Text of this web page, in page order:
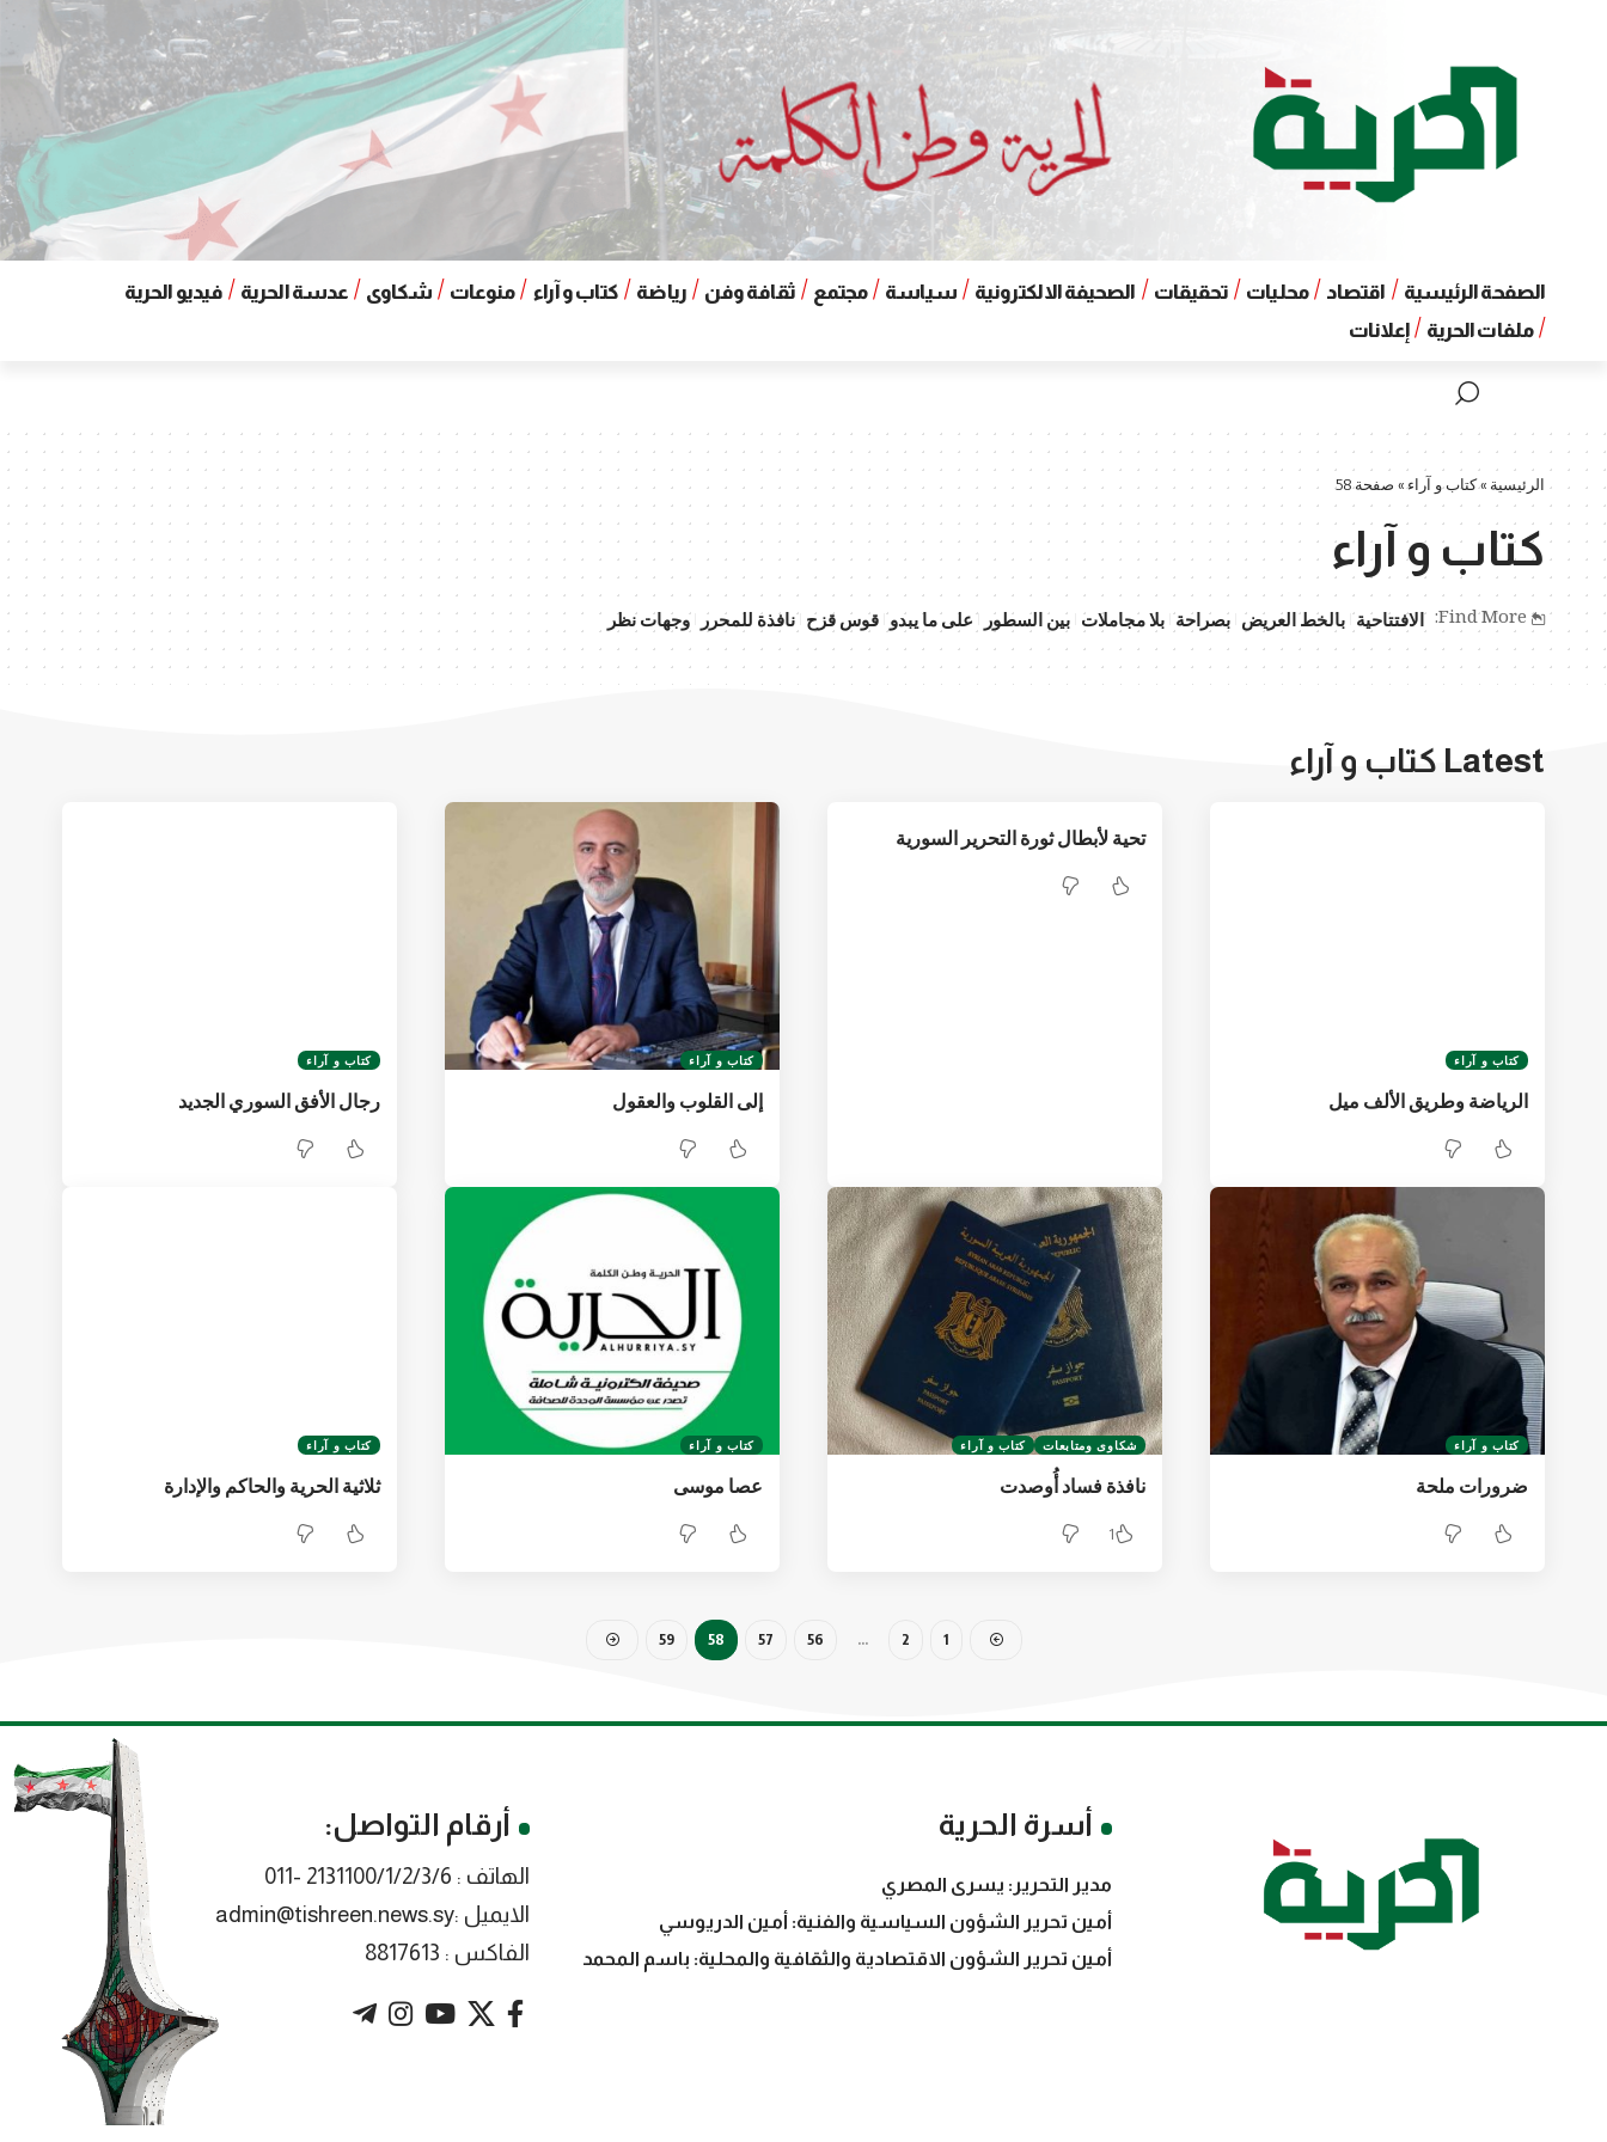
الصفحة الرئيسية اقتصاد محليات تحقيقات الصحيفة الالكترونية سياسة مجتمع ثقافة وفن رياضة كتاب و آراء منوعات شكاوى عدسة الحرية
فيديو الحرية
ملفات الحرية
إعلانات
الرئيسية »كتاب و آراء» صفحة 58
كتاب و آراء
Find More: الافتتاحية بالخط العريض بصراحة بلا مجاملات بين السطور على ما يبدو قوس قزح نافذة للمحرر وجهات نظر
Latest كتاب و آراء
كتاب و آراء
الرياضة وطريق الألف ميل
تحية لأبطال ثورة التحرير السورية
كتاب و آراء
إلى القلوب والعقول
كتاب و آراء
رجال الأفق السوري الجديد
كتاب و آراء
ضرورات ملحة
شكاوى ومتابعات كتاب و آراء
نافذة فساد أُوصدت
1
كتاب و آراء
عصا موسى
كتاب و آراء
ثلاثية الحرية والحاكم والإدارة
1
2
…
56
57
58
59
أسرة الحرية
مدير التحرير: يسرى المصري
أمين تحرير الشؤون السياسية والفنية: أمين الدريوسي
أمين تحرير الشؤون الاقتصادية والثقافية والمحلية: باسم المحمد
أرقام التواصل:
الهاتف : 2131100/1/2/3/6 -011
الايميل :admin@tishreen.news.sy
الفاكس : 8817613